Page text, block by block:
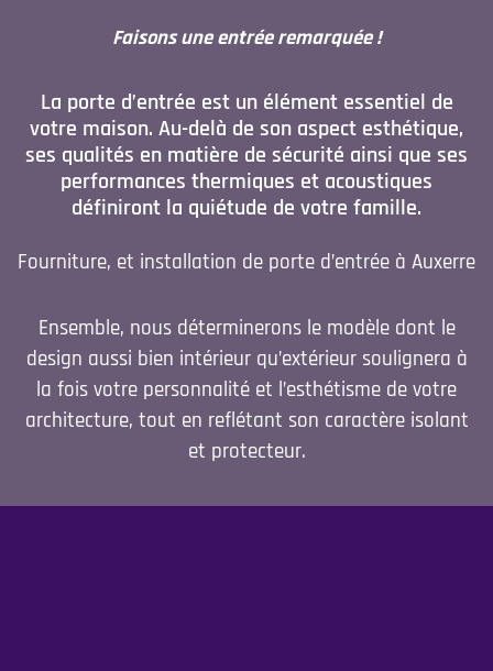
Faisons une entrée remarquée !
La porte d’entrée est un élément essentiel de
votre maison. Au-delà de son aspect esthétique,
ses qualités en matière de sécurité ainsi que ses
performances thermiques et acoustiques
définiront la quiétude de votre famille.
Fourniture, et installation de porte d’entrée à Auxerre
Ensemble, nous déterminerons le modèle dont le
design aussi bien intérieur qu’extérieur soulignera à
la fois votre personnalité et l’esthétisme de votre
architecture, tout en reflétant son caractère isolant
et protecteur.